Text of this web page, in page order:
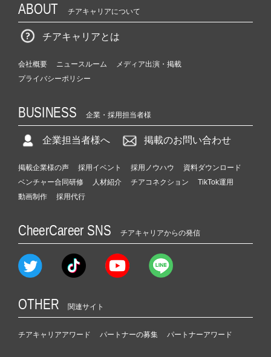
ABOUT チアキャリアについて
チアキャリアとは
会社概要 ニュースルーム
メディア出演・掲載
プライバシーポリシー
BUSINESS 企業・採用担当者様
企業担当者様へ 掲載のお問い合わせ
掲載企業様の声 採用イベント 採用ノウハウ
資料ダウンロード
ベンチャー合同研修
人材紹介 チアコネクション
TikTok運用
動画制作
採用代行
CheerCareer SNS チアキャリアからの発信
OTHER 関連サイト
チアキャリアアワード パートナーの募集 パートナーアワード